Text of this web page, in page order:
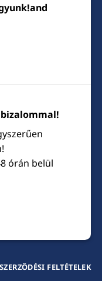
órán belül
FELTÉTELEK